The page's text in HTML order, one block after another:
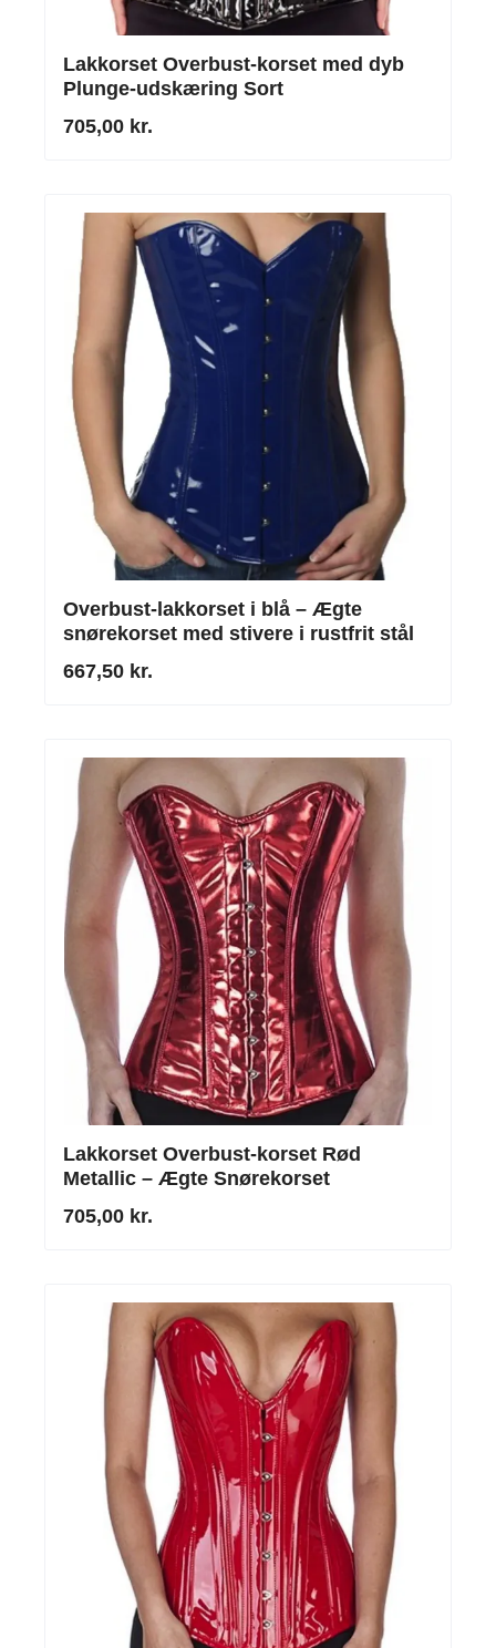
Lakkorset Overbust-korset med dyb
Plunge-udskæring Sort
705,00 kr.
Overbust-lakkorset i blå – Ægte
snørekorset med stivere i rustfrit stål
667,50 kr.
Lakkorset Overbust-korset Rød
Metallic – Ægte Snørekorset
705,00 kr.